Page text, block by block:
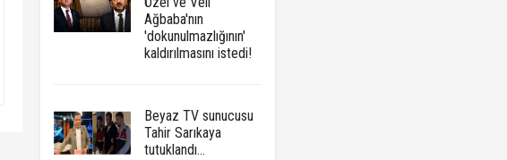
Ağbaba'nın
'dokunulmazlığının'
kaldırılmasını istedi!
Beyaz TV sunucusu
Tahir Sarıkaya
tutuklandı...